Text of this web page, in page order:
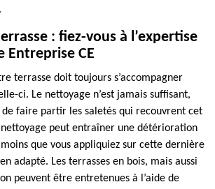
: fiez-vous à l’expertise
Entreprise CE
terrasse doit toujours s’accompagner
ci. Le nettoyage n’est jamais suffisant,
de faire partir les saletés qui recouvrent cet
peut entraîner une détérioration
que vous appliquiez sur cette dernière
adapté. Les terrasses en bois, mais aussi
peuvent être entretenues à l’aide de